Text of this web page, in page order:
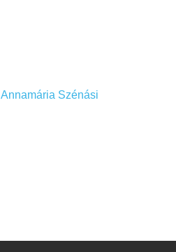
Annamária Szénási